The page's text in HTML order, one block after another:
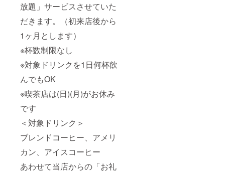
放題」サービスさせていた
だきます。（初来店後から
1ヶ月とします）
※杯数制限なし
※対象ドリンクを1日何杯飲
んでもOK
※喫茶店は(日)(月)がお休み
です
＜対象ドリンク＞
ブレンドコーヒー、アメリ
カン、アイスコーヒー
あわせて当店からの「お礼